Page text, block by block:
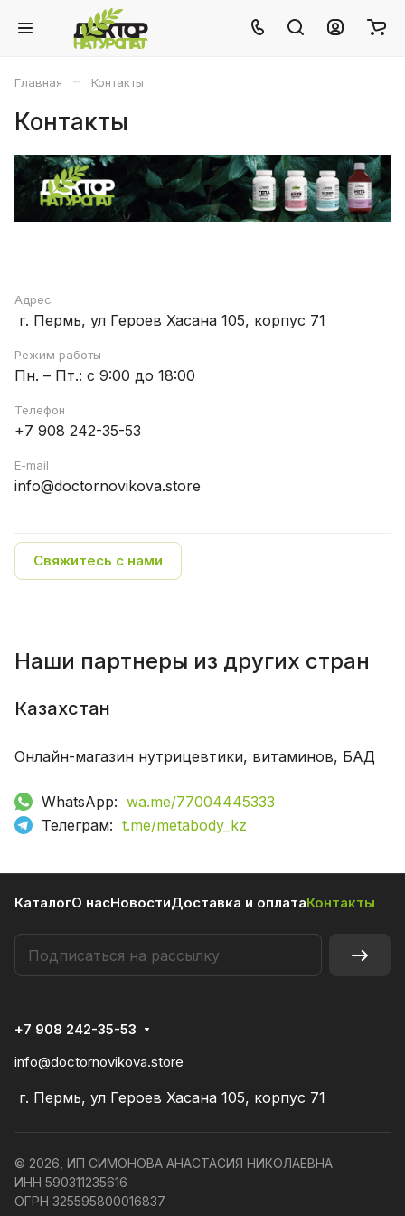
Главная – Контакты
Контакты
Адрес
г. Пермь, ул Героев Хасана 105, корпус 71
Режим работы
Пн. – Пт.: с 9:00 до 18:00
Телефон
+7 908 242-35-53
E-mail
info@doctornovikova.store
Свяжитесь с нами
Наши партнеры из других стран
Казахстан
Онлайн-магазин нутрицевтики, витаминов, БАД
WhatsApp: wa.me/77004445333
Телеграм: t.me/metabody_kz
КаталогО насНовостиДоставка и оплатаКонтакты
+7 908 242-35-53
info@doctornovikova.store
г. Пермь, ул Героев Хасана 105, корпус 71
© 2026, ИП СИМОНОВА АНАСТАСИЯ НИКОЛАЕВНА
ИНН 590311235616
ОГРН 325595800016837